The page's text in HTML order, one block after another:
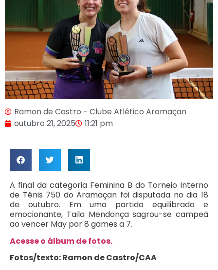
Ramon de Castro - Clube Atlético Aramaçan
outubro 21, 2025
11:21 pm
A final da categoria Feminina B do Torneio Interno
de Tênis 750 do Aramaçan foi disputada no dia 18
de outubro. Em uma partida equilibrada e
emocionante, Taila Mendonça sagrou-se campeã
ao vencer May por 8 games a 7.
Acesse o álbum de fotos.
Fotos/texto: Ramon de Castro/CAA